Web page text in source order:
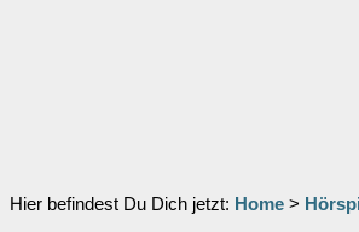
Hier befindest Du Dich jetzt: Home >